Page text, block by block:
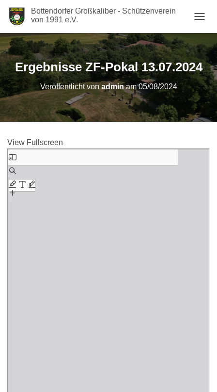
Bottendorfer Großkaliber - Schützenverein
von 1991 e.V.
A
G
A
T
I
O
N
U
Ergebnisse ZF-Pokal 13.07.2024
Veröffentlicht vonadminam05/08/2024
View Fullscreen
Zum
PDF-
Inhalt
springen